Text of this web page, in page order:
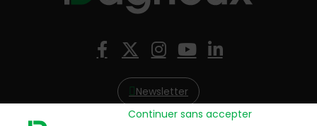
Continuer sans accepter
Facebook
X (Twitter)
Instagram
YouTube
LinkedIn
Newsletter